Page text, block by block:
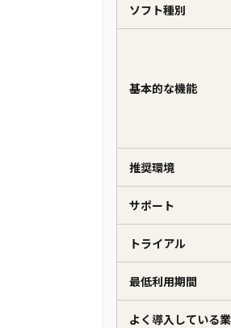
ソフト種別
基本的な機能
推奨環境
サポート
トライアル
最低利用期間
よく導入している